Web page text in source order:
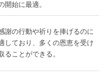
開始に最適。
謝の行動や祈りを捧げるのに
しており、多くの恩恵を受け
ることができる。